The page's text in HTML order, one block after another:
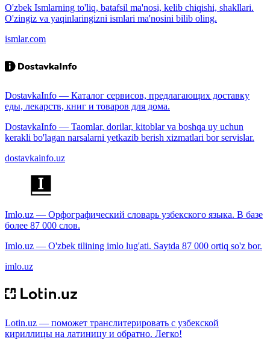
O'zbek Ismlarning to'liq, batafsil ma'nosi, kelib chiqishi, shakllari.
O'zingiz va yaqinlaringizni ismlari ma'nosini bilib oling.
ismlar.com
DostavkaInfo — Каталог сервисов, предлагающих доставку
еды, лекарств, книг и товаров для дома.
DostavkaInfo — Taomlar, dorilar, kitoblar va boshqa uy uchun
kerakli bo'lagan narsalarni yetkazib berish xizmatlari bor servislar.
dostavkainfo.uz
Imlo.uz — Орфографический словарь узбекского языка. В базе
более 87 000 слов.
Imlo.uz — O'zbek tilining imlo lug'ati. Saytda 87 000 ortiq so'z bor.
imlo.uz
Lotin.uz — поможет транслитерировать с узбекской
кириллицы на латиницу и обратно. Легко!